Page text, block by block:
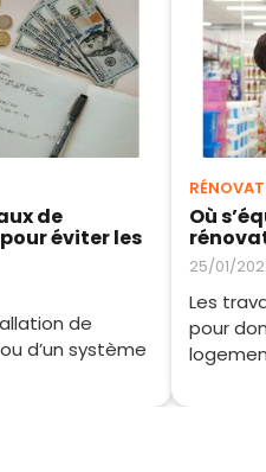
de
éviter les
de
d’un système
Où
25/01/
Les
pour